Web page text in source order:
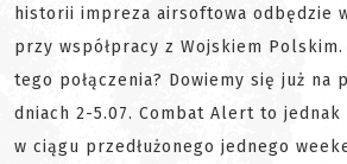
historii impreza airsoftowa odbędzie
przy współpracy z Wojskiem
tego połączenia? Dowiemy się już na
dniach 2-5.07. Combat Alert to
w ciągu przedłużonego jednego